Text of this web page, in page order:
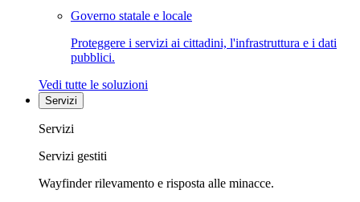
Governo statale e locale
Proteggere i servizi ai cittadini, l'infrastruttura e i dati
pubblici.
Vedi tutte le soluzioni
Servizi
Servizi
Servizi gestiti
Wayfinder rilevamento e risposta alle minacce.